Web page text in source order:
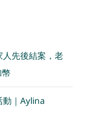
先後結案，老
動｜Aylina